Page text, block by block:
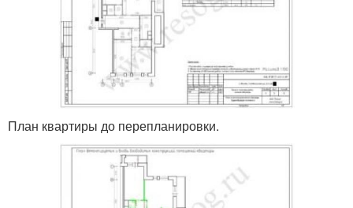
План квартиры до перепланировки.